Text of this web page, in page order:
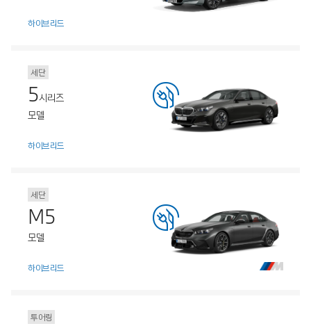
하이브리드
세단
5시리즈
모델
하이브리드
세단
M5
모델
하이브리드
투어링